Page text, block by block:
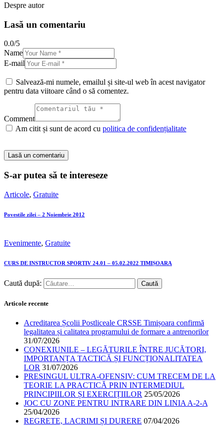
Despre autor
Lasă un comentariu
0.0/5
Name
E-mail
Salvează-mi numele, emailul și site-ul web în acest navigator
pentru data viitoare când o să comentez.
Comment
Am citit și sunt de acord cu politica de confidențialitate
S-ar putea să te intereseze
Articole, Gratuite
Povestile zilei – 2 Noiembrie 2012
Evenimente, Gratuite
CURS DE INSTRUCTOR SPORTIV 24.01 – 05.02.2022 TIMIȘOARA
Caută după:
Articole recente
Acreditarea Școlii Postliceale CRSSE Timișoara confirmă
legalitatea și calitatea programului de formare a antrenorilor
31/07/2026
CONEXIUNILE – LEGĂTURILE ÎNTRE JUCĂTORI,
IMPORTANȚA TACTICĂ ȘI FUNCȚIONALITATEA
LOR 31/07/2026
PRESINGUL ULTRA-OFENSIV: CUM TRECEM DE LA
TEORIE LA PRACTICĂ PRIN INTERMEDIUL
PRINCIPIILOR ȘI EXERCIȚIILOR 25/05/2026
JOC CU ZONE PENTRU INTRARE DIN LINIA A-2-A
25/04/2026
REGRETE, LACRIMI ȘI DURERE 07/04/2026